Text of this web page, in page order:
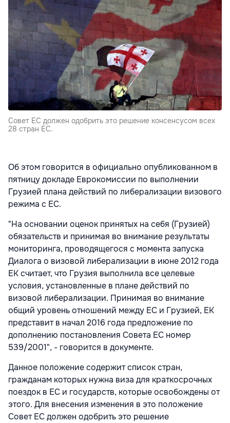
Совет ЕС должен одобрить это решение консенсусом всех
28 стран ЕС.
Об этом говорится в официально опубликованном в
пятницу докладе Еврокомиссии по выполнении
Грузией плана действий по либерализации визового
режима с ЕС.
"На основании оценок принятых на себя (Грузией)
обязательств и принимая во внимание результаты
мониторинга, проводящегося с момента запуска
Диалога о визовой либерализации в июне 2012 года
ЕК считает, что Грузия выполнила все целевые
условия, установленные в плане действий по
визовой либерализации. Принимая во внимание
общий уровень отношений между ЕС и Грузией, ЕК
представит в начал 2016 года предложение по
дополнению постановления Совета ЕС номер
539/2001", - говорится в документе.
Данное положение содержит список стран,
гражданам которых нужна виза для краткосрочных
поездок в ЕС и государств, которые освобождены от
этого. Для внесения изменения в это положение
Совет ЕС должен одобрить это решение